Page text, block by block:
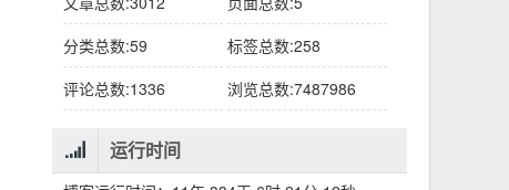
站点信息
文章总数:3012
页面总数:5
分类总数:59
评论总数:1336
浏览总数:7487986